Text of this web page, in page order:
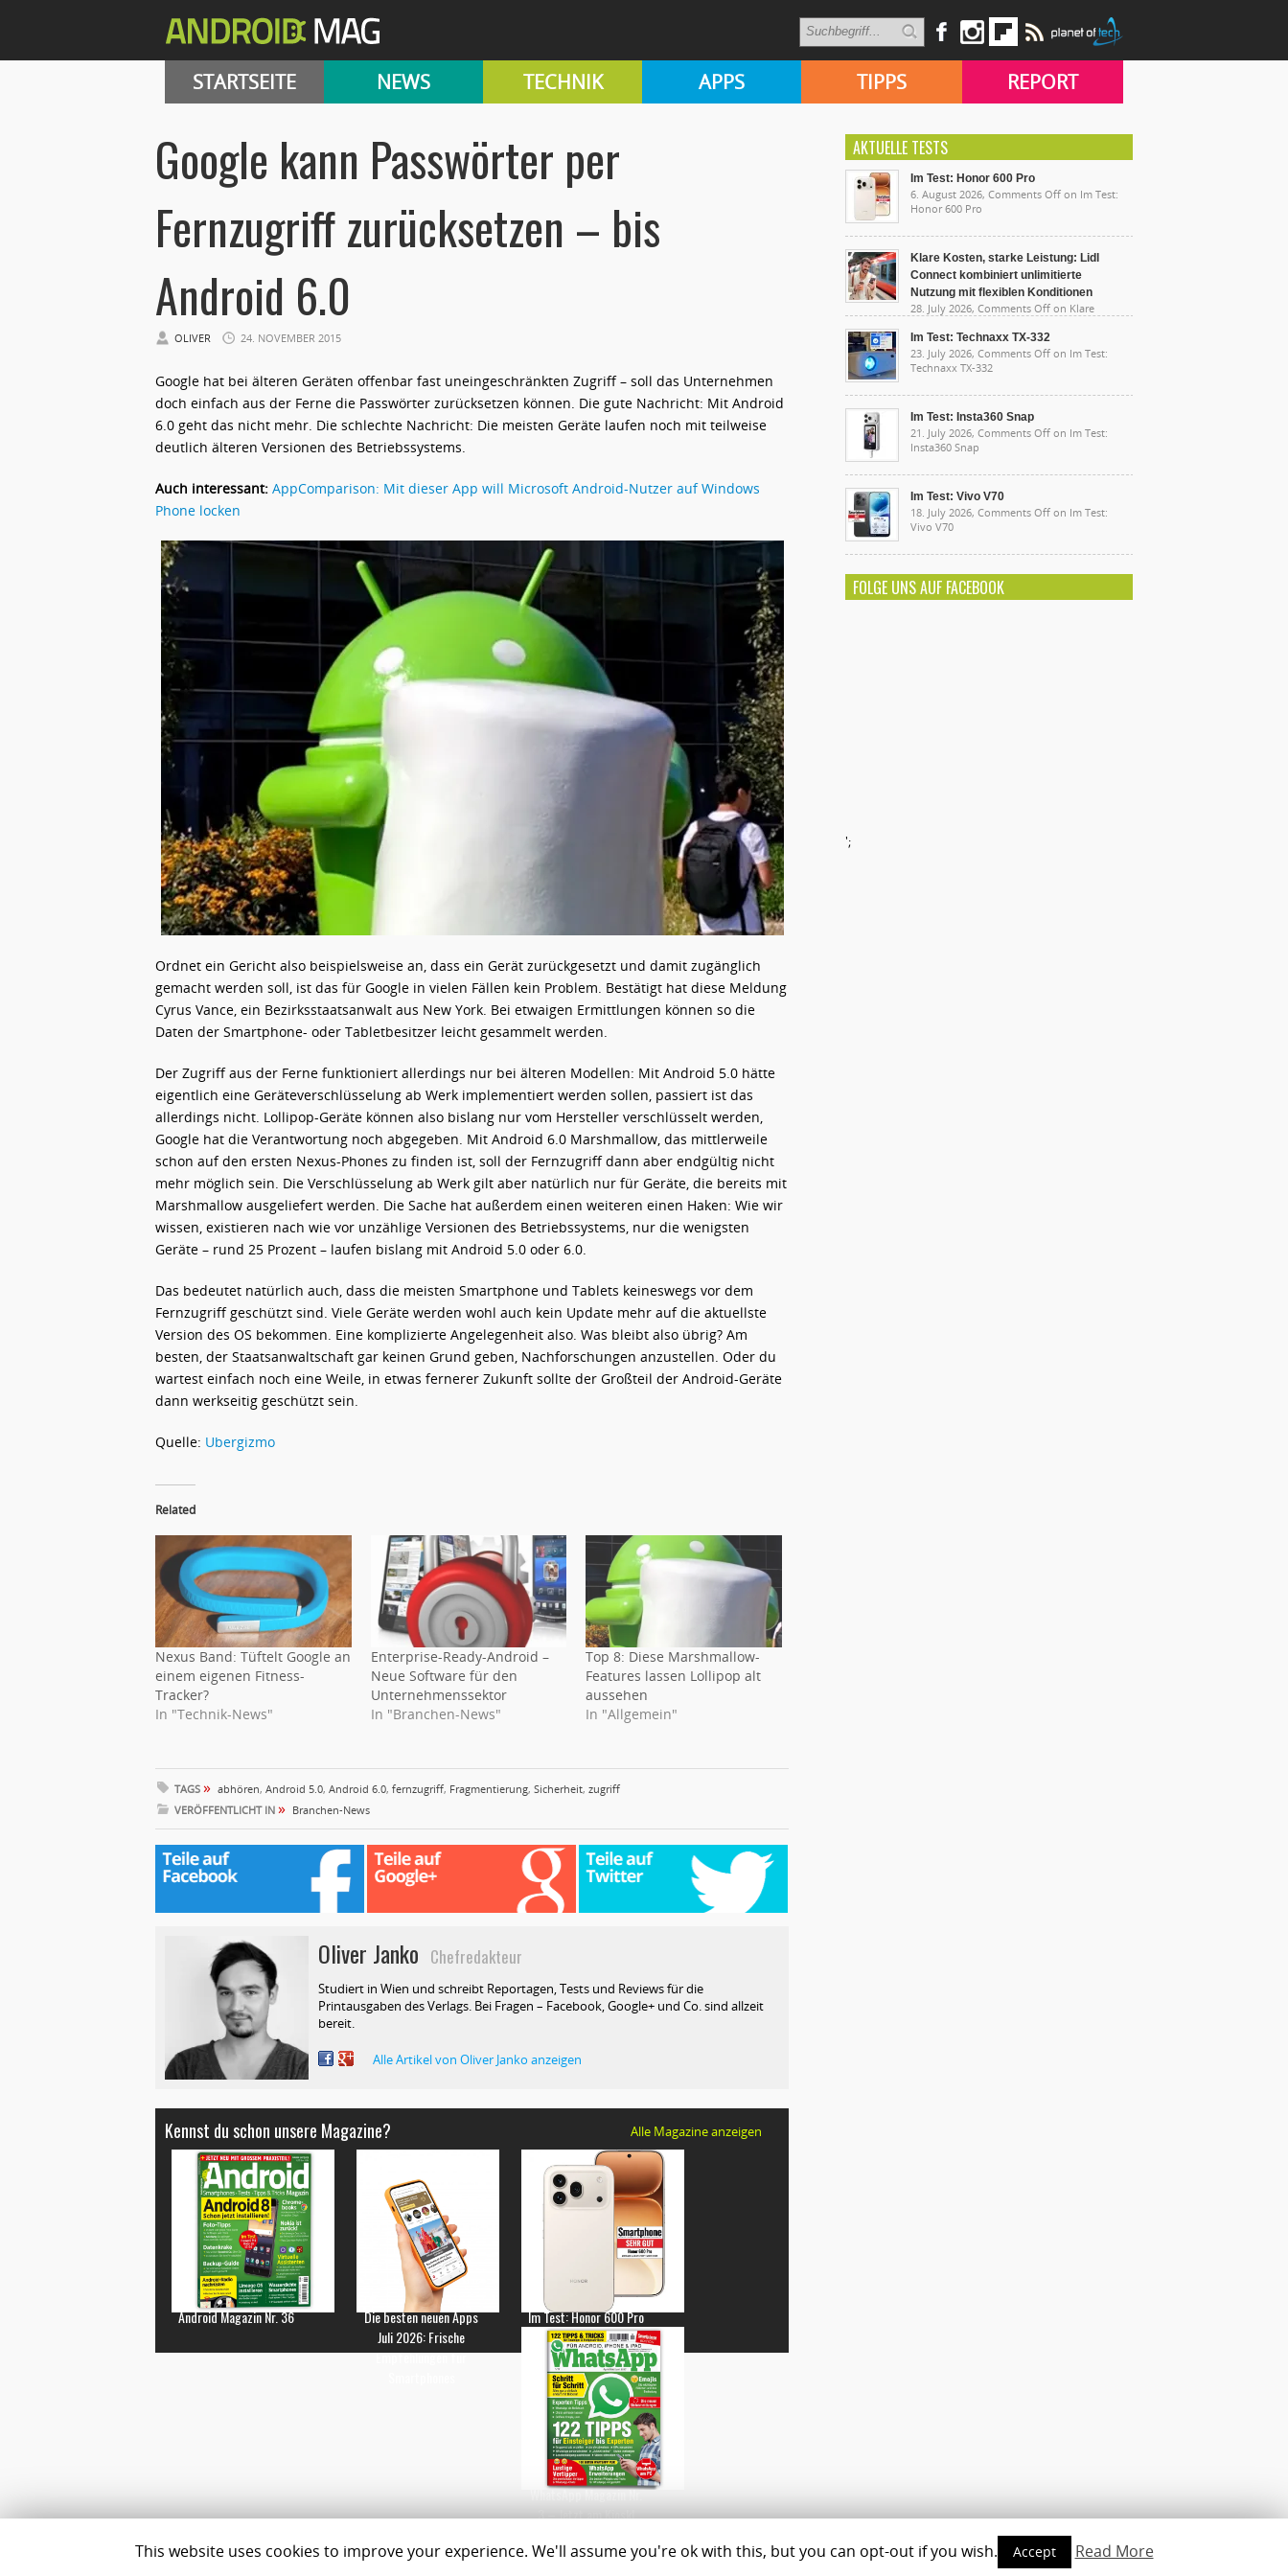
STARTSEITE NEWS TECHNIK APPS TIPPS REPORT
Google kann Passwörter per
Fernzugriff zurücksetzen – bis
Android 6.0
OLIVER 24. NOVEMBER 2015
Google hat bei älteren Geräten offenbar fast uneingeschränkten Zugriff – soll das Unternehmen
doch einfach aus der Ferne die Passwörter zurücksetzen können. Die gute Nachricht: Mit Android
6.0 geht das nicht mehr. Die schlechte Nachricht: Die meisten Geräte laufen noch mit teilweise
deutlich älteren Versionen des Betriebssystems.
Auch interessant: AppComparison: Mit dieser App will Microsoft Android-Nutzer auf Windows
Phone locken
Ordnet ein Gericht also beispielsweise an, dass ein Gerät zurückgesetzt und damit zugänglich
gemacht werden soll, ist das für Google in vielen Fällen kein Problem. Bestätigt hat diese Meldung
Cyrus Vance, ein Bezirksstaatsanwalt aus New York. Bei etwaigen Ermittlungen können so die
Daten der Smartphone- oder Tabletbesitzer leicht gesammelt werden.
Der Zugriff aus der Ferne funktioniert allerdings nur bei älteren Modellen: Mit Android 5.0 hätte
eigentlich eine Geräteverschlüsselung ab Werk implementiert werden sollen, passiert ist das
allerdings nicht. Lollipop-Geräte können also bislang nur vom Hersteller verschlüsselt werden,
Google hat die Verantwortung noch abgegeben. Mit Android 6.0 Marshmallow, das mittlerweile
schon auf den ersten Nexus-Phones zu finden ist, soll der Fernzugriff dann aber endgültig nicht
mehr möglich sein. Die Verschlüsselung ab Werk gilt aber natürlich nur für Geräte, die bereits mit
Marshmallow ausgeliefert werden. Die Sache hat außerdem einen weiteren einen Haken: Wie wir
wissen, existieren nach wie vor unzählige Versionen des Betriebssystems, nur die wenigsten
Geräte – rund 25 Prozent – laufen bislang mit Android 5.0 oder 6.0.
Das bedeutet natürlich auch, dass die meisten Smartphone und Tablets keineswegs vor dem
Fernzugriff geschützt sind. Viele Geräte werden wohl auch kein Update mehr auf die aktuellste
Version des OS bekommen. Eine komplizierte Angelegenheit also. Was bleibt also übrig? Am
besten, der Staatsanwaltschaft gar keinen Grund geben, Nachforschungen anzustellen. Oder du
wartest einfach noch eine Weile, in etwas fernerer Zukunft sollte der Großteil der Android-Geräte
dann werkseitig geschützt sein.
Quelle: Ubergizmo
Related
Nexus Band: Tüftelt Google an
einem eigenen Fitness-
Tracker?
In "Technik-News"
Enterprise-Ready-Android –
Neue Software für den
Unternehmenssektor
In "Branchen-News"
Top 8: Diese Marshmallow-
Features lassen Lollipop alt
aussehen
In "Allgemein"
TAGS » abhören, Android 5.0, Android 6.0, fernzugriff, Fragmentierung, Sicherheit, zugriff
VERÖFFENTLICHT IN » Branchen-News
Oliver Janko Chefredakteur
Studiert in Wien und schreibt Reportagen, Tests und Reviews für die
Printausgaben des Verlags. Bei Fragen – Facebook, Google+ und Co. sind allzeit
bereit.
Alle Artikel von Oliver Janko anzeigen
Kennst du schon unsere Magazine? Alle Magazine anzeigen
Android Magazin Nr. 36
Die besten neuen Apps
Juli 2026: Frische
Empfehlungen für
Im Test: Honor 600 Pro
WhatsApp Magazin Nr.
3 – Jetzt am Kiosk!
AKTUELLE TESTS
Im Test: Honor 600 Pro
6. August 2026, Comments Off on Im Test:
Honor 600 Pro
Klare Kosten, starke Leistung: Lidl
Connect kombiniert unlimitierte
Nutzung mit flexiblen Konditionen
28. July 2026, Comments Off on Klare
unlimitierte Nutzung mit flexiblen Konditionen
Im Test: Technaxx TX-332
23. July 2026, Comments Off on Im Test:
Technaxx TX-332
Im Test: Insta360 Snap
21. July 2026, Comments Off on Im Test:
Insta360 Snap
Im Test: Vivo V70
18. July 2026, Comments Off on Im Test:
Vivo V70
FOLGE UNS AUF FACEBOOK
';
Datenschutz Team Best Geldanlage Magazine Shop Copyright © 2010-2016 - www.androidmag.de
This website uses cookies to improve your experience. We'll assume you're ok with this, but you can opt-out if you wish. Accept Read More